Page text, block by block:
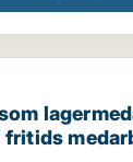
fritids